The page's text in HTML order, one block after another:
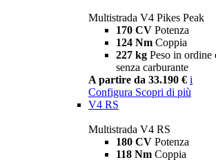
Multistrada V4 Pikes Peak
170 CV Potenza
124 Nm Coppia
227 kg Peso in ordine
senza carburante
A partire da 33.190 € i
Configura Scopri di più
V4 RS
Multistrada V4 RS
180 CV Potenza
118 Nm Coppia